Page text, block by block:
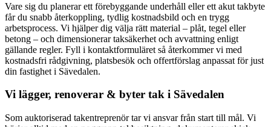
Vare sig du planerar ett förebyggande underhåll eller ett akut takbyte
får du snabb återkoppling, tydlig kostnadsbild och en trygg
arbetsprocess. Vi hjälper dig välja rätt material – plåt, tegel eller
betong – och dimensionerar taksäkerhet och avvattning enligt
gällande regler. Fyll i kontaktformuläret så återkommer vi med
kostnadsfri rådgivning, platsbesök och offertförslag anpassat för just
din fastighet i Sävedalen.
Vi lägger, renoverar & byter tak i Sävedalen
Som auktoriserad takentreprenör tar vi ansvar från start till mål. Vi